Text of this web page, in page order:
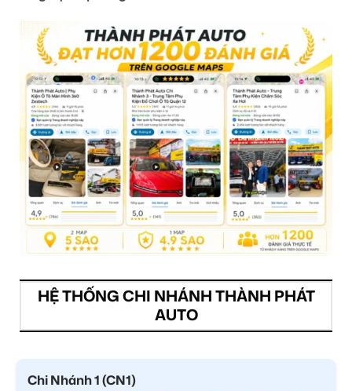
HỆ THỐNG CHI NHÁNH THÀNH PHÁT
AUTO
Chi Nhánh 1 (CN1)